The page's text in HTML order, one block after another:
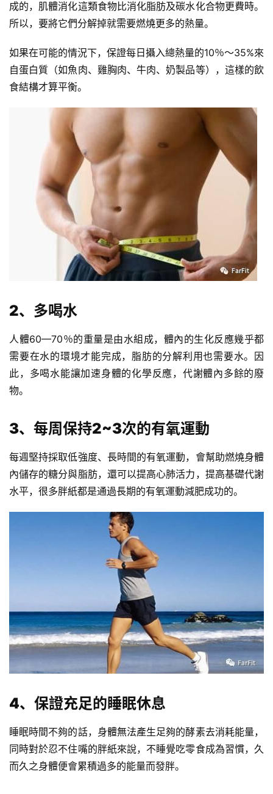
有
氧
動
訓
伽
健
身
成的，肌體消化這類食物比消化脂肪及碳水化合物更費時。
所以，要將它們分解掉就需要燃燒更多的熱量。
如果在可能的情況下，保證每日攝入總熱量的10％～35%來
自蛋白質（如魚肉、雞胸肉、牛肉、奶製品等），這樣的飲
食結構才算平衡。
2、多喝水
人體60—70％的重量是由水組成，體內的生化反應幾乎都
需要在水的環境才能完成，脂肪的分解利用也需要水。因
此，多喝水能讓加速身體的化學反應，代謝體內多餘的廢
物。
3、每周保持2~3次的有氧運動
每週堅持採取低強度、長時間的有氧運動，會幫助燃燒身體
內儲存的糖分與脂肪，還可以提高心肺活力，提高基礎代謝
水平，很多胖紙都是通過長期的有氧運動減肥成功的。
4、保證充足的睡眠休息
睡眠時間不夠的話，身體無法產生足夠的酵素去消耗能量，
同時對於忍不住嘴的胖紙來說，不睡覺吃零食成為習慣，久
而久之身體便會累積過多的能量而發胖。